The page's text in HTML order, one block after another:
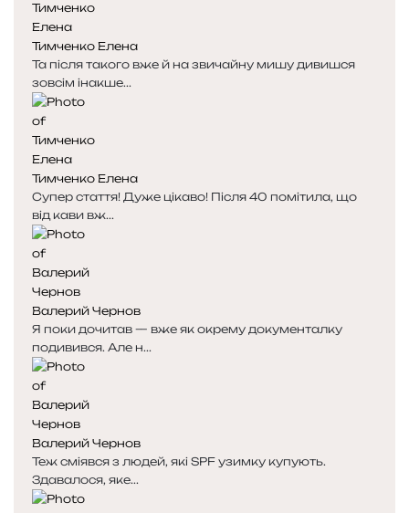
Тимченко Елена
Та після такого вже й на звичайну мишу дивишся
зовсім інакше...
Тимченко Елена
Супер стаття! Дуже цікаво! Після 40 помітила, що
від кави вж...
Валерий Чернов
Я поки дочитав — вже як окрему документалку
подивився. Але н...
Валерий Чернов
Теж сміявся з людей, які SPF узимку купують.
Здавалося, яке...